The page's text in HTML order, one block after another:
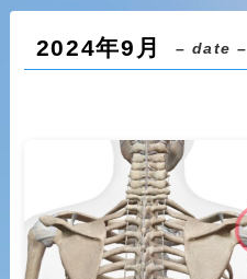
2024年9月 – date –